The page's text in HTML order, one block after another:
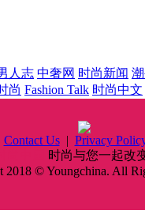
人志 中奢网 时尚新闻
尚 Fashion Talk 时尚中文
Contact Us| Privacy
时尚与您一起改
2018 © Youngchina. All